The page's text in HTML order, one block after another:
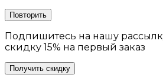
Повторить
Подпишитесь на нашу
скидку 15% на первый заказ
Получить скидку